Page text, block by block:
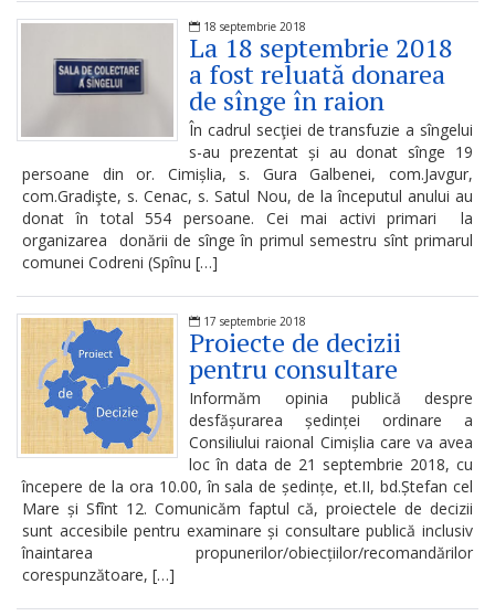
Proiecte
de
Deciziile
adoptate
de
consiliul
raional
Procese-
verbale
ale
ședințelor
Consiliului
Raional
Cimișlia
18 septembrie 2018
La 18 septembrie 2018
a fost reluată donarea
de sînge în raion
În cadrul secţiei de transfuzie a sîngelui
s-au prezentat și au donat sînge 19
persoane din or. Cimișlia, s. Gura Galbenei, com.Javgur,
com.Gradişte, s. Cenac, s. Satul Nou, de la începutul anului au
donat în total 554 persoane. Cei mai activi primari la
organizarea donării de sînge în primul semestru sînt primarul
comunei Codreni (Spînu […]
17 septembrie 2018
Proiecte de decizii
pentru consultare
Informăm opinia publică despre
desfășurarea ședinței ordinare a
Consiliului raional Cimișlia care va avea
loc în data de 21 septembrie 2018, cu
începere de la ora 10.00, în sala de ședințe, et.II, bd.Ștefan cel
Mare și Sfînt 12. Comunicăm faptul că, proiectele de decizii
sunt accesibile pentru examinare și consultare publică inclusiv
înaintarea propunerilor/obiecțiilor/recomandărilor
corespunzătoare, […]